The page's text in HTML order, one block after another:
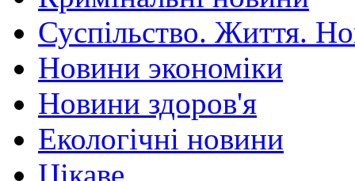
Суспільство. Життя.
Новини экономіки
Новини здоров'я
Екологічні новини